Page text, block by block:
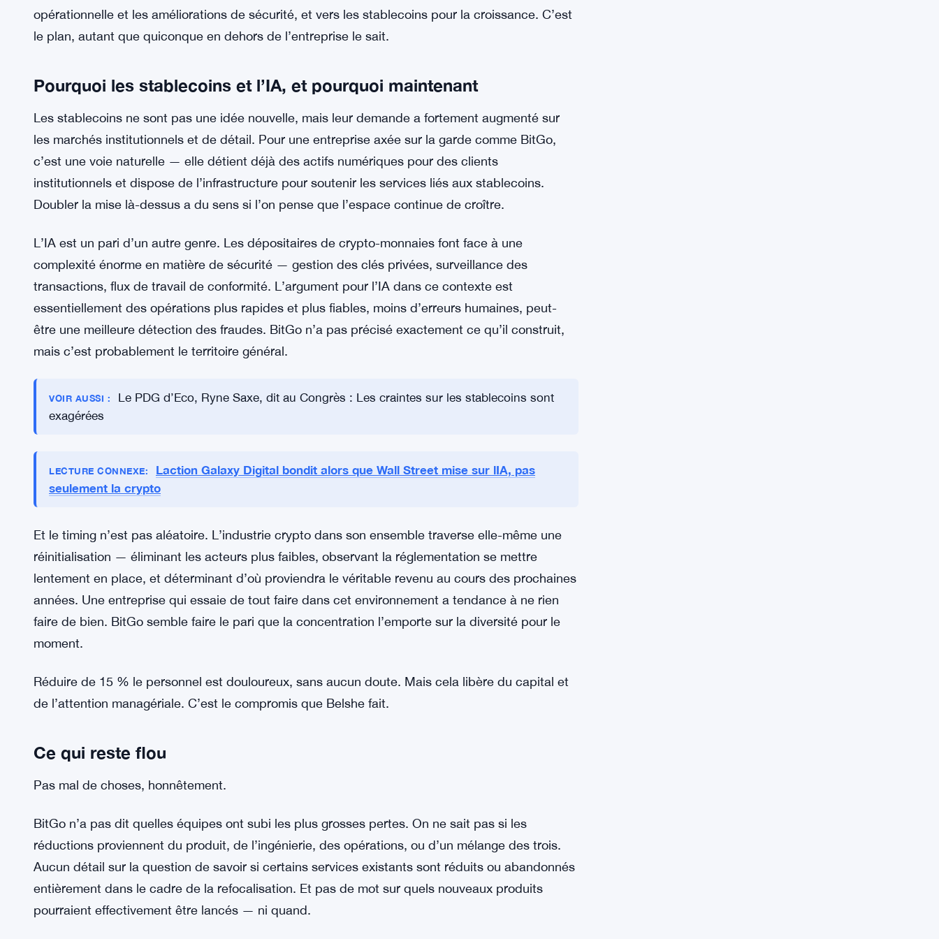
Il n’est pas entré dans les détails. Pas de noms de projets, pas de feuille de route produit, pas
de calendrier pour l’arrivée des fonctionnalités d’IA ou de la nouvelle infrastructure de
virage stratégique et ce que quiconque en dehors de l’entreprise peut réellement vérifier pour le
Pourtant, la direction est claire. Belshe veut que BitGo s’oriente vers l’IA pour l’efficacité
opérationnelle et les améliorations de sécurité, et vers les stablecoins pour la croissance. C’est
le plan, autant que quiconque en dehors de l’entreprise le sait.
Pourquoi les stablecoins et l’IA, et pourquoi maintenant
Les stablecoins ne sont pas une idée nouvelle, mais leur demande a fortement augmenté sur
les marchés institutionnels et de détail. Pour une entreprise axée sur la garde comme BitGo,
c’est une voie naturelle — elle détient déjà des actifs numériques pour des clients
institutionnels et dispose de l’infrastructure pour soutenir les services liés aux stablecoins.
Doubler la mise là-dessus a du sens si l’on pense que l’espace continue de croître.
L’IA est un pari d’un autre genre. Les dépositaires de crypto-monnaies font face à une
complexité énorme en matière de sécurité — gestion des clés privées, surveillance des
transactions, flux de travail de conformité. L’argument pour l’IA dans ce contexte est
essentiellement des opérations plus rapides et plus fiables, moins d’erreurs humaines, peut-
être une meilleure détection des fraudes. BitGo n’a pas précisé exactement ce qu’il construit,
mais c’est probablement le territoire général.
Le PDG d’Eco, Ryne Saxe, dit au Congrès : Les craintes sur les stablecoins sont
exagérées
LECTURE CONNEXE:
Laction Galaxy Digital bondit alors que Wall Street mise sur lIA, pas
seulement la crypto
Et le timing n’est pas aléatoire. L’industrie crypto dans son ensemble traverse elle-même une
réinitialisation — éliminant les acteurs plus faibles, observant la réglementation se mettre
années. Une entreprise qui essaie de tout faire dans cet environnement a tendance à ne rien
moment.
Réduire de 15 % le personnel est douloureux, sans aucun doute. Mais cela libère du capital et
de l’attention managériale. C’est le compromis que Belshe fait.
Ce qui reste flou